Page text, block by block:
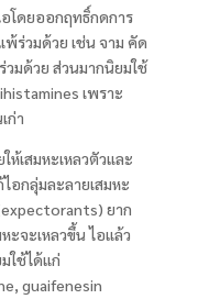
โดยออกฤทธิ์กดการ
ร่วมด้วย เช่น จาม คัด
มด้วย ส่วนมากนิยมใช้
เพราะ
ก่า
ห้เสมหะเหลวตัวและ
อกลุ่มละลายเสมหะ
ยาก
ะจะเหลวขึ้น ไอแล้ว
ใช้ได้แก่
guaifenesin